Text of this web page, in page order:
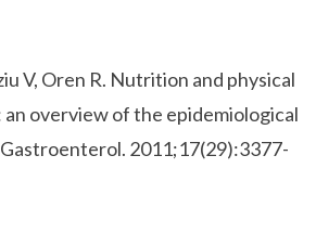
V, Oren R. Nutrition and physical
overview of the epidemiological
2011;17(29):3377-